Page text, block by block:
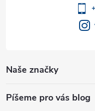
Naše značky
Píšeme pro vás blog